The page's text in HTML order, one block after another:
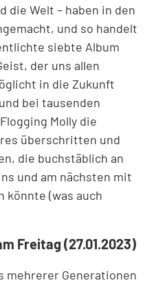
die Welt – haben in den
und so handelt
siebte Album
der uns allen
in die Zukunft
bei tausenden
Molly die
überschritten und
die buchstäblich an
und am nächsten mit
könnte (was auch
Freitag (27.01.2023)
mehrerer Generationen